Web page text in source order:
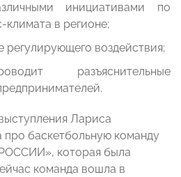
инициативами по
в регионе;
регулирующего воздействия;
разъяснительные
Лариса
про баскетбольную команду
которая была
команда вошла в